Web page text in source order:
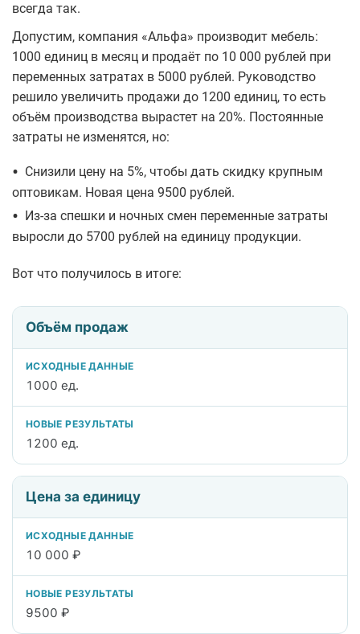
всегда так.
Допустим, компания «Альфа» производит мебель:
1000 единиц в месяц и продаёт по 10 000 рублей при
переменных затратах в 5000 рублей. ​Руководство
решило увеличить продажи до 1200 единиц, то есть
объём производства вырастет на 20%. Постоянные
затраты не изменятся, но:
• ​Снизили цену на 5%, чтобы дать скидку крупным
оптовикам. Новая цена 9500 рублей.
•
​Из-за спешки и ночных смен переменные затраты
выросли до 5700 рублей на единицу продукции.
Вот что получилось в итоге:
Сравнение исходных данных и новых финансовых
Показатель
Исходные данные
Новые результаты
Объём продаж
1000 ед.
1200 ед.
Цена за единицу
10 000 ₽
9500 ₽